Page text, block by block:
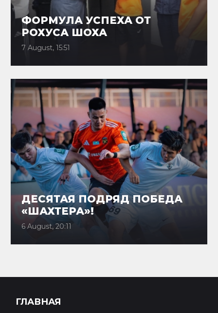
ФОРМУЛА УСПЕХА ОТ
РОХУСА ШОХА
7 August, 15:51
ДЕСЯТАЯ ПОДРЯД ПОБЕДА
«ШАХТЕРА»!
6 August, 20:11
ГЛАВНАЯ